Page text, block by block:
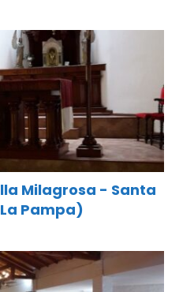
Milagrosa - Santa
Pampa)